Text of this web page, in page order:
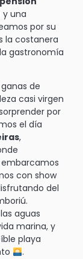
y una
por su
la costanera
gastronomía
de
casi virgen
por
el día
,
embarcamos
con show
del
aguas
marina, y
playa
.